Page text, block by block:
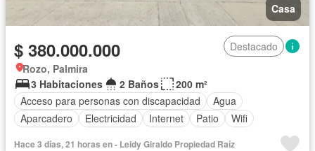
Casa
$ 380.000.000
Destacado
Rozo, Palmira
3 Habitaciones
2 Baños
200 m²
Acceso para personas con discapacidad
Agua
Aparcadero
Electricidad Internet Patio Wifi
Hace 3 días, 21 horas en - Leidy Giraldo Propiedad Raíz